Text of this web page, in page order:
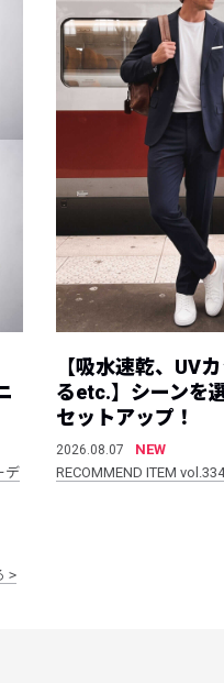
デ
【吸水速乾、UV
るetc.】シーンを
セットアップ！
2026.08.07
NEW
RECOMMEND ITEM vol.334